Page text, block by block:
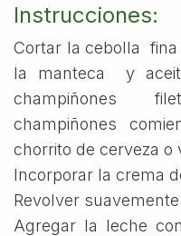
Instrucciones:
Cortar la cebolla
la manteca y
champiñones
champiñones
chorrito de cerveza o
Incorporar la crema
Revolver
Agregar la leche